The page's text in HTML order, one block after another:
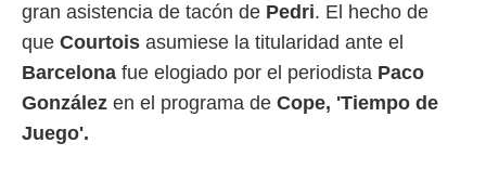
Puedes
acceder a
web a
abono
gran asistencia de tacón de Pedri. El hecho de
que Courtois asumiese la titularidad ante el
Barcelona fue elogiado por el periodista Paco
González en el programa de Cope, 'Tiempo de
Juego'.